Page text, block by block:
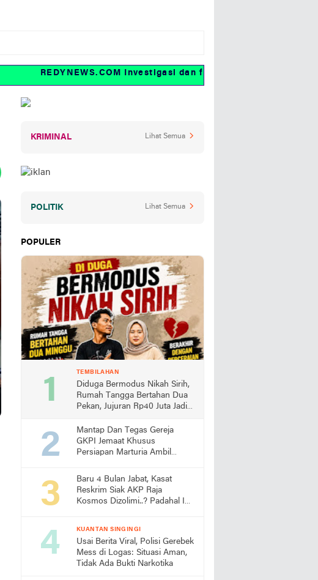
REDYNEWS.COM Investigasi dan fakta
KRIMINAL Lihat Semua
POLITIK Lihat Semua
POPULER
TEMBILAHAN
Diduga Bermodus Nikah Sirih,
Rumah Tangga Bertahan Dua
Pekan, Jujuran Rp40 Juta Jadi
Mantap Dan Tegas Gereja
GKPI Jemaat Khusus
Persiapan Marturia Ambil
Pertama lebih Awal
Baru 4 Bulan Jabat, Kasat
Reskrim Siak AKP Raja
Kosmos Dizolimi..? Padahal Ini
KUANTAN SINGINGI
Usai Berita Viral, Polisi Gerebek
Mess di Logas: Situasi Aman,
Tidak Ada Bukti Narkotika